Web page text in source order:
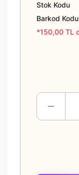
Stok Kodu
Barkod Kodu
*150,00 TL